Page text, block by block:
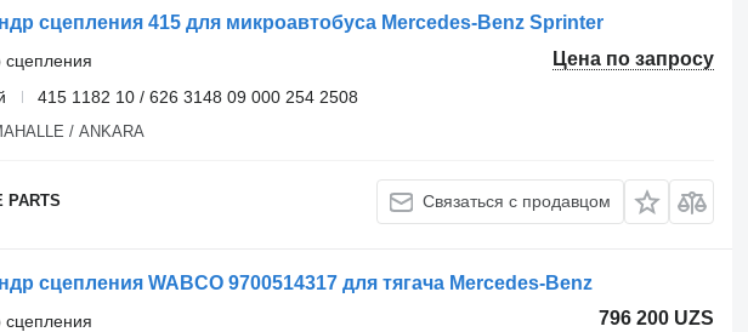
сцепления 415 для микроавтобуса Mercedes-Benz Sprinter
Цена по запросу
сцепления
415 1182 10 / 626 3148 09 000 254 2508
/ ANKARA
PARTS Связаться с продавцом
сцепления WABCO 9700514317 для тягача Mercedes-Benz
796 200 UZS
сцепления